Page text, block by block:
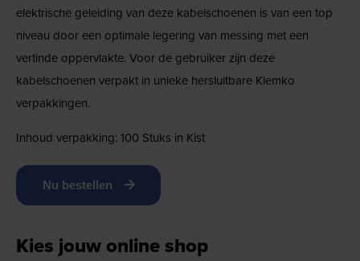
elektrische geleiding van deze kabelschoenen is van een top
niveau door een optimale legering van messing met een
vertinde oppervlakte. Voor de gebruiker zijn deze
kabelschoenen verpakt in unieke hersluitbare Klemko
verpakkingen.
Inhoud verpakking: 100 Stuks in Kist
Nu bestellen
Kies jouw online shop